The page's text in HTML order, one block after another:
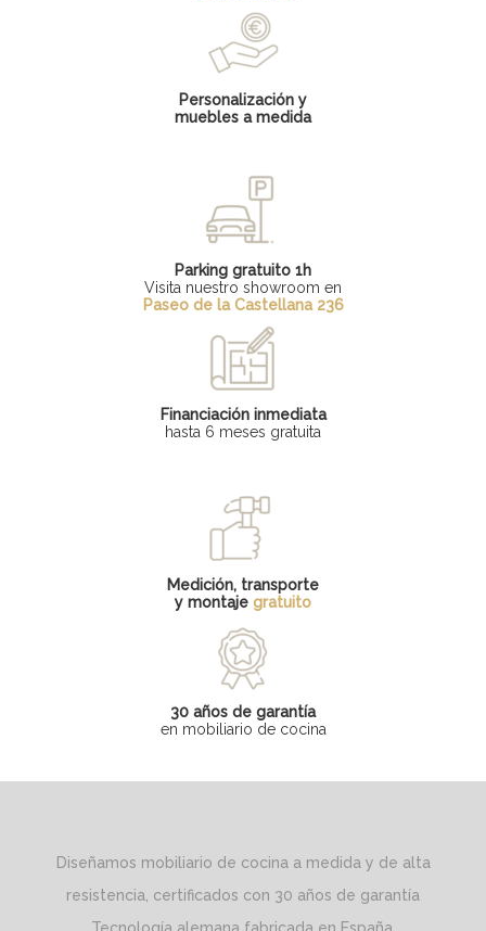
Personalización y
muebles a medida
Parking gratuito 1h
Visita nuestro showroom en
Paseo de la Castellana 236
Financiación inmediata
hasta 6 meses gratuita
Medición, transporte
y montaje gratuito
30 años de garantía
en mobiliario de cocina
Diseñamos mobiliario de cocina a medida y de alta
resistencia, certificados con 30 años de garantía